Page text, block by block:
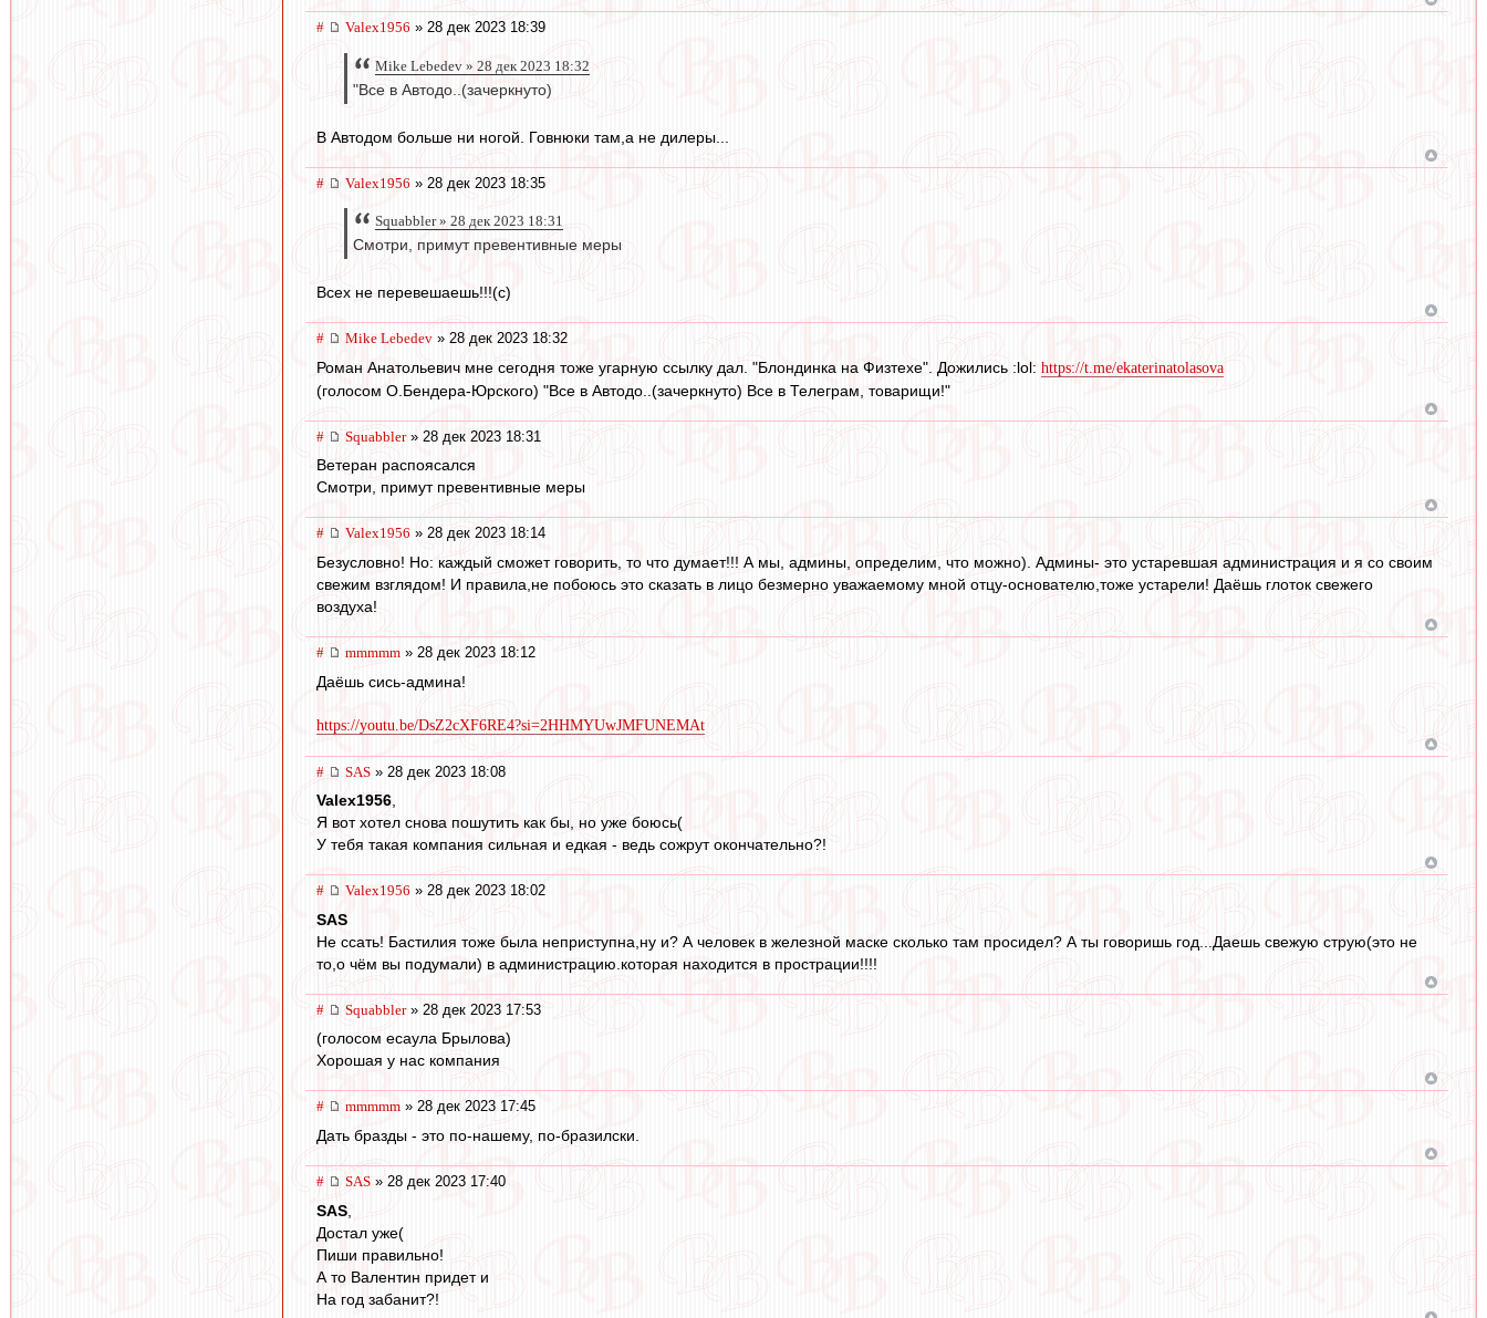
# Valex1956 » 28 дек 2023 18:39
Mike Lebedev » 28 дек 2023 18:32
"Все в Автодо..(зачеркнуто)
В Автодом больше ни ногой. Говнюки там,а не дилеры...
# Valex1956 » 28 дек 2023 18:35
Squabbler » 28 дек 2023 18:31
Смотри, примут превентивные меры
Всех не перевешаешь!!!(с)
# Mike Lebedev » 28 дек 2023 18:32
Роман Анатольевич мне сегодня тоже угарную ссылку дал. "Блондинка на Физтехе". Дожились :lol: https://t.me/ekaterinatolasova
(голосом О.Бендера-Юрского) "Все в Автодо..(зачеркнуто) Все в Телеграм, товарищи!"
# Squabbler» 28 дек 2023 18:31
Ветеран распоясался
Смотри, примут превентивные меры
# Valex1956 » 28 дек 2023 18:14
Безусловно! Но: каждый сможет говорить, то что думает!!! А мы, админы, определим, что можно). Админы- это устаревшая администрация и я со своим
свежим взглядом! И правила,не побоюсь это сказать в лицо безмерно уважаемому мной отцу-основателю,тоже устарели! Даёшь глоток свежего
воздуха!
# mmmmm » 28 дек 2023 18:12
Даёшь сись-админа!
https://youtu.be/DsZ2cXF6RE4?si=2HHMYUwJMFUNEMAt
# SAS » 28 дек 2023 18:08
Valex1956
Я вот хотел снова пошутить как бы, но уже боюсь(
У тебя такая компания сильная и едкая - ведь сожрут окончательно?!
# Valex1956 » 28 дек 2023 18:02
SAS
Не ссать! Бастилия тоже была неприступна,ну и? А человек в железной маске сколько там просидел? А ты говоришь год...Даешь свежую струю(это не
то,о чём вы подумали) в администрацию.которая находится в прострации!!!!
# Squabbler» 28 дек 2023 17:53
(голосом есаула Брылова)
Хорошая у нас компания
# mmmmm » 28 дек 2023 17:45
Дать бразды - это по-нашему, по-бразилски.
# SAS » 28 дек 2023 17:40
SAS
Достал уже(
Пиши правильно!
А то Валентин придет и
На год забанит?!